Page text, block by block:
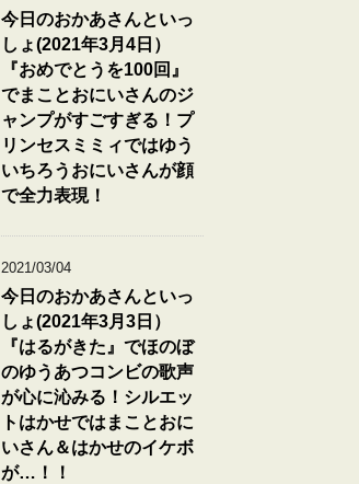
今日のおかあさんといっ
しょ(2021年3月4日）
『おめでとうを100回』
でまことおにいさんのジ
ャンプがすごすぎる！プ
リンセスミミィではゆう
いちろうおにいさんが顔
で全力表現！
2021/03/04
今日のおかあさんといっ
しょ(2021年3月3日）
『はるがきた』でほのぼ
のゆうあつコンビの歌声
が心に沁みる！シルエッ
トはかせではまことおに
いさん＆はかせのイケボ
が…！！